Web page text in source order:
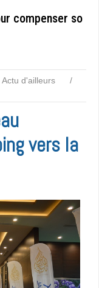
compenser so
Actu d'ailleurs
/
vers la